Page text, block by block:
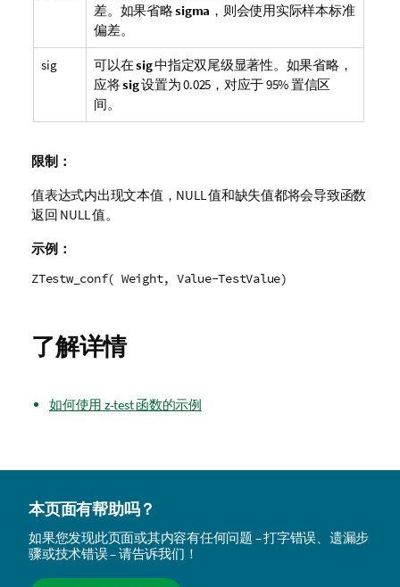
差。如果省略sigma ，则会使用实际样本标准
偏差。
sig 可以在sig中指定双尾级显著性。如果省略，
应将sig设置为 0.025，对应于 95% 置信区
间。
限制：
值表达式内出现文本值， NULL 值和缺失值都将会导致函数
返回 NULL 值。
示例：
ZTestw_conf( Weight, Value-TestValue)
了解详情
如何使用 z-test 函数的示例
本页面有帮助吗？
如果您发现此页面或其内容有任何问题 – 打字错误、遗漏步
骤或技术错误 – 请告诉我们！